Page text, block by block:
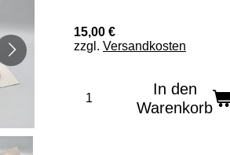
15,00 €
zzgl. Versandkosten
In den
Warenkorb